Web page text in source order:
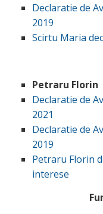
Declaratie de
2019
Scirtu Maria
Petraru Florin
Declaratie de
2021
Declaratie de
2019
Petraru Florin
interese